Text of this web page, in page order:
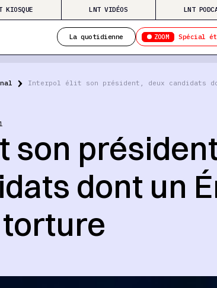
KIOSQUE LNT VIDÉOS LNT
La quotidienne ZOOM Spécial
Interpol élit son président, deux candidats
son
dont un